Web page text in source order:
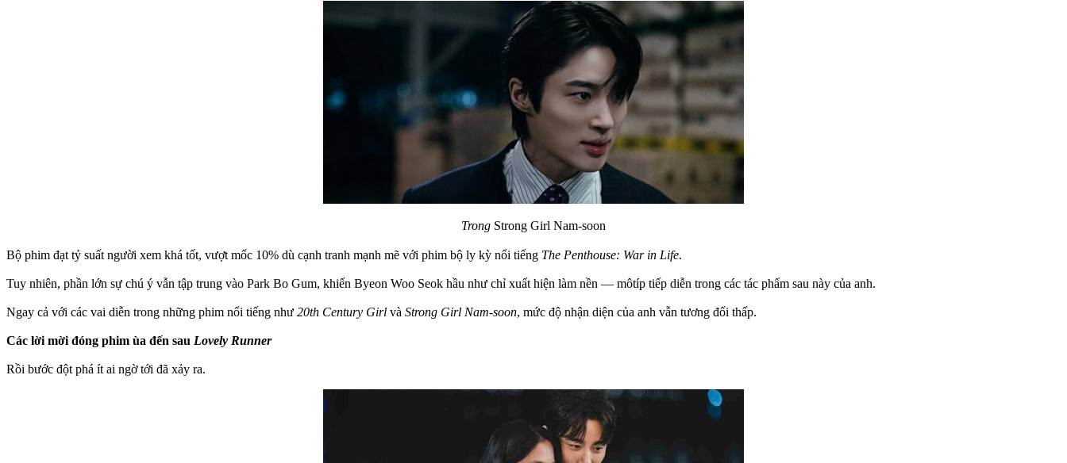
Trong Strong Girl Nam-soon
Bộ phim đạt tỷ suất người xem khá tốt, vượt mốc 10% dù cạnh tranh mạnh mẽ với phim bộ ly kỳ nổi tiếng The Penthouse: War in Life.
Tuy nhiên, phần lớn sự chú ý vẫn tập trung vào Park Bo Gum, khiến Byeon Woo Seok hầu như chỉ xuất hiện làm nền — môtíp tiếp diễn trong các tác phẩm sau này của anh.
Ngay cả với các vai diễn trong những phim nổi tiếng như 20th Century Girl và Strong Girl Nam-soon, mức độ nhận diện của anh vẫn tương đối thấp.
Các lời mời đóng phim ùa đến sau Lovely Runner
Rồi bước đột phá ít ai ngờ tới đã xảy ra.